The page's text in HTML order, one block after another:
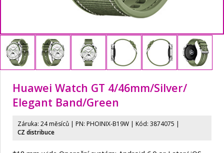
Huawei Watch GT 4/46mm/Silver/
Elegant Band/Green
Záruka: 24 měsíců | PN: PHOINIX-B19W | Kód: 3874075 |
CZ distribuce